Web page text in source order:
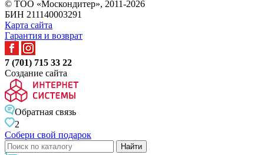
© ТОО «Москондитер», 2011-2026
БИН 211140003291
Карта сайта
Гарантия и возврат
7 (701) 715 33 22
Создание сайта
Обратная связь
2
Собери свой подарок